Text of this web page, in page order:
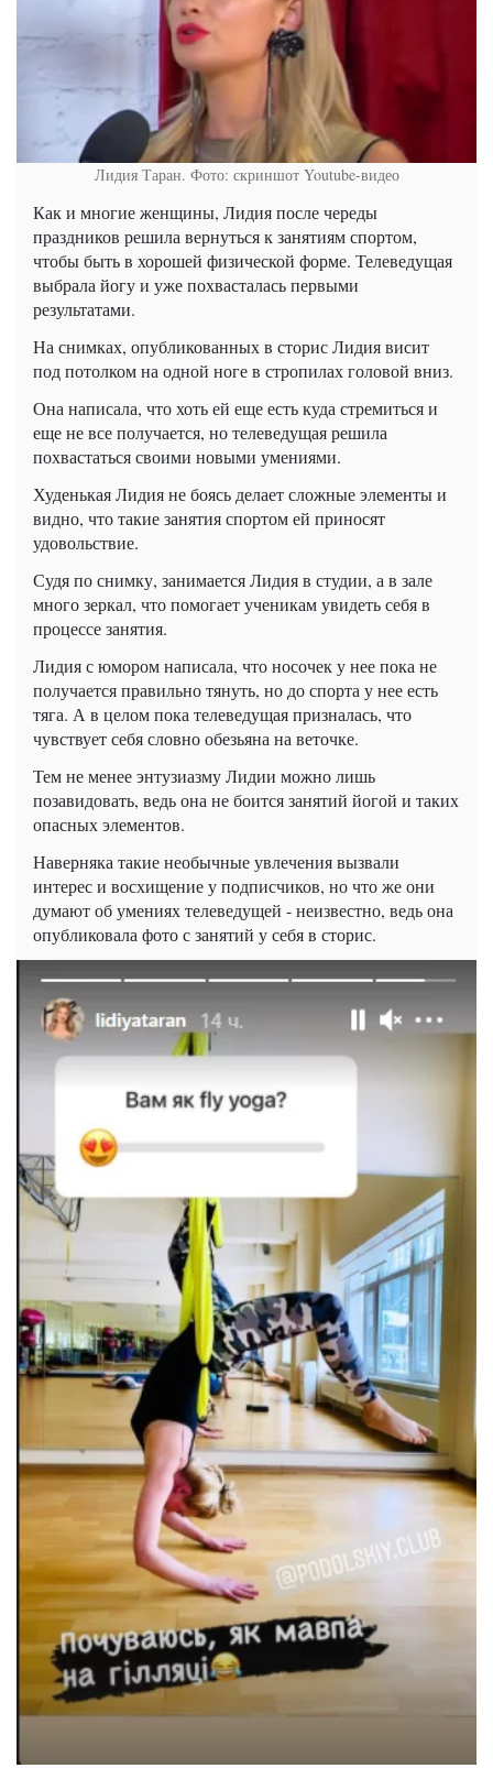
Лидия Таран. Фото: скриншот Youtube-видео
Как и многие женщины, Лидия после череды
праздников решила вернуться к занятиям спортом,
чтобы быть в хорошей физической форме. Телеведущая
выбрала йогуи уже похвасталась первыми
результатами.
На снимках, опубликованных в сторисЛидия висит
под потолком на одной ноге в стропилах головой вниз.
Она написала, что хоть ей еще есть куда стремиться и
еще не все получается, но телеведущая решила
похвастаться своими новыми умениями.
Худенькая Лидияне боясь делает сложные элементы и
видно, что такие занятия спортом ей приносят
удовольствие.
Судя по снимку, занимается Лидия в студии, а в зале
много зеркал, что помогает ученикам увидеть себя в
процессезанятия.
Лидия с юмором написала, что носочек у нее пока не
получается правильно тянуть, но до спорта у нее есть
тяга. А в целом пока телеведущая призналась, что
чувствует себя словно обезьяна на веточке.
Тем не менее энтузиазму Лидии можно лишь
позавидовать, ведь она не боится занятий йогой и таких
опасных элементов.
Наверняка такие необычные увлечения вызвали
интерес и восхищение у подписчиков, но что же они
думают об умениях телеведущей - неизвестно, ведь она
опубликовала фото с занятий у себя в сторис.